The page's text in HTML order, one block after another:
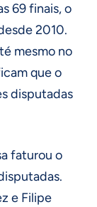
69 finais, o
2010.
mesmo no
que o
disputadas
faturou o
e Filipe